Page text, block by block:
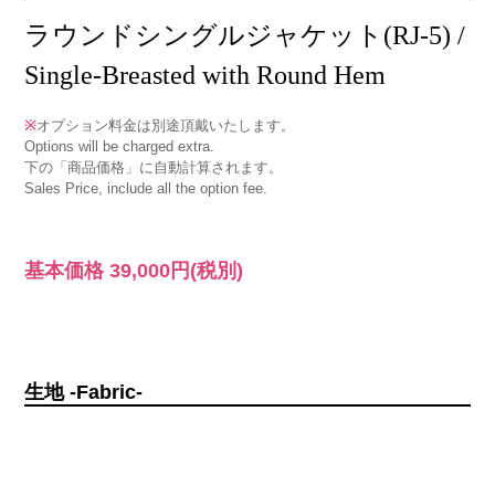
ラウンドシングルジャケット(RJ-5) /
Single-Breasted with Round Hem
※オプション料金は別途頂戴いたします。
Options will be charged extra.
下の「商品価格」に自動計算されます。
Sales Price, include all the option fee.
基本価格39,000円 (税別)
生地 -Fabric-